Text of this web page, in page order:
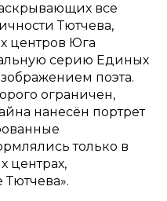
все
Тютчева,
центров Юга
серию Единых
поэта.
ограничен,
нанесён портрет
только в
центрах,